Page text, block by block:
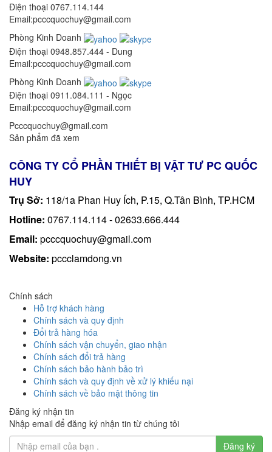
Điện thoại 0767.114.144
Email:pcccquochuy@gmail.com
Phòng Kinh Doanh
Điện thoại 0948.857.444 - Dung
Email:pcccquochuy@gmail.com
Phòng Kinh Doanh
Điện thoại 0911.084.111 - Ngọc
Email:pcccquochuy@gmail.com
Pcccquochuy@gmail.com
Sản phẩm đã xem
CÔNG TY CỔ PHẦN THIẾT BỊ VẬT TƯ PC QUỐC
HUY
Trụ Sở: 118/1a Phan Huy Ích, P.15, Q.Tân Bình, TP.HCM
Hotline: 0767.114.114 - 02633.666.444
Email: pcccquochuy@gmail.com
Website: pccclamdong.vn
Chính sách
Hỗ trợ khách hàng
Chính sách và quy định
Đổi trả hàng hóa
Chính sách vận chuyển, giao nhận
Chính sách đổi trả hàng
Chính sách bảo hành bảo trì
Chính sách và quy định về xử lý khiếu nại
Chính sách về bảo mật thông tin
Đăng ký nhận tin
Nhập email để đăng ký nhận tin từ chúng tôi
Đăng ký